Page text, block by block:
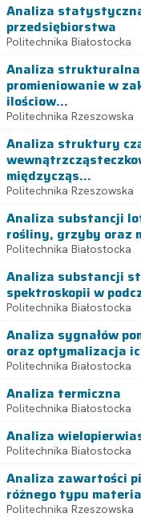
Analiza
przedsiębiorstwa
Politechnika Białostocka
Analiza strukturalna
promieniowanie w
ilościow...
Politechnika Rzeszowska
Analiza struktury
międzycząs...
Politechnika Rzeszowska
Analiza substancji
rośliny, grzyby oraz
Politechnika Białostocka
Analiza substancji
spektroskopii w
Politechnika Białostocka
Analiza sygnałów
oraz optymalizacja
Politechnika Białostocka
Analiza termiczna
Politechnika Białostocka
Analiza
Politechnika Białostocka
Analiza zawartości
różnego typu
Politechnika Rzeszowska